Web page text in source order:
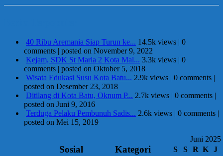
40 Ribu Aremania Siap Turun ke... 14.5k views | 0
comments | posted on November 9, 2022
Kejam, SDK St Maria 2 Kota Mal... 3.3k views | 0
comments | posted on Oktober 5, 2018
Wisata Edukasi Susu Kota Batu... 2.9k views | 0 comments |
posted on Desember 23, 2018
Ditilang di Kota Batu, Oknum P... 2.7k views | 0 comments |
posted on Juni 9, 2016
Terduga Pelaku Pembunuh Sadis... 2.6k views | 0 comments |
posted on Mei 15, 2019
Sosial
Kategori
Juni 2025
S
S R K J